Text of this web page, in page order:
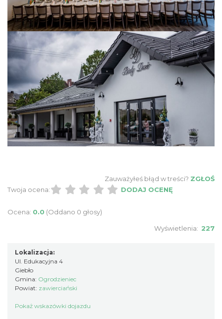
Zauważyłeś błąd w treści? ZGŁOŚ
Twoja ocena:
DODAJ OCENĘ
Ocena: 0.0 (Oddano 0 głosy)
Wyświetlenia: 227
Lokalizacja:
Ul. Edukacyjna 4
Giebło
Gmina: Ogrodzieniec
Powiat: zawierciański
Pokaż wskazówki dojazdu